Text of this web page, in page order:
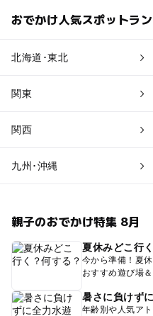
おでかけ人気スポットラ
北海道･東北
関東
関西
九州･沖縄
親子のおでかけ特集 8月
夏休みどこ行
今から準備！夏
おすすめ遊び場
暑さに負けず
年齢別や人気ア